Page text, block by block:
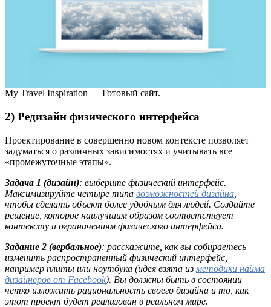
My Travel Inspiration — Готовый сайт.
2) Редизайн физического интерфейса
Проектирование в совершенно новом контексте позволяет
задуматься о различных зависимостях и учитывать все
«промежуточные этапы».
Задача 1 (дизайн): выберите физический интерфейс.
Максимизируйте четыре типа возможностей дизайна
чтобы сделать объект более удобным для людей. Создайте
решение, которое наилучшим образом соответствует
контексту и ограничениям физического интерфейса.
Задание 2 (вербальное): расскажите, как вы собираетесь
изменить распространенный физический интерфейс,
например плиты или ноутбука (идея взята из методики найма
дизайнеров от Facebook). Вы должны быть в состоянии
четко изложить рациональность своего дизайна и то, как
этот проект будет реализован в реальном мире.